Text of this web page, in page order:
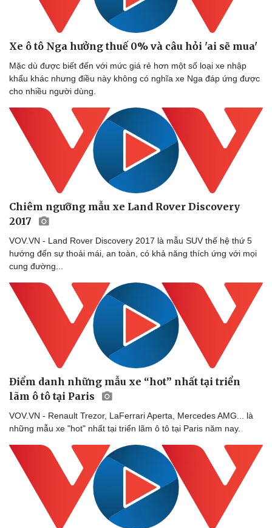
Doanh nghiệp
Thông tin doanh nghiệp
Doanh nghiệp 24h
Doanh nhân
Vì cộng đồng
Công nghệ
Sành điệu
Tin Công nghệ
Trải nghiệm
Chuyển đổi số
Xe ô tô Nga hưởng thuế 0% và câu hỏi 'ai sẽ mua'
Mặc dù được biết đến với mức giá rẻ hơn một số loại xe nhập
khẩu khác nhưng điều này không có nghĩa xe Nga đáp ứng được
cho nhiều người dùng.
Chiêm ngưỡng mẫu xe Land Rover Discovery
2017
VOV.VN - Land Rover Discovery 2017 là mẫu SUV thế hệ thứ 5
hướng đến sự thoải mái, an toàn, có khả năng thích ứng với mọi
cung đường...
Điểm danh những mẫu xe “hot” nhất tại triển
lãm ô tô tại Paris
VOV.VN - Renault Trezor, LaFerrari Aperta, Mercedes AMG... là
những mẫu xe "hot" nhất tại triển lãm ô tô tại Paris năm nay.